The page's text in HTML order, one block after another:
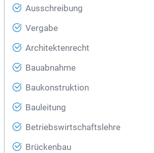
Ausschreibung
Vergabe
Architektenrecht
Bauabnahme
Baukonstruktion
Bauleitung
Betriebswirtschaftslehre
Brückenbau